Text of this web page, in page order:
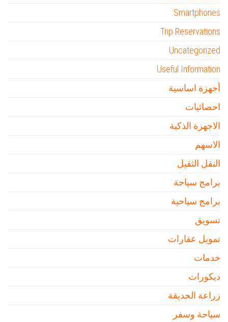
Smartphones
Trip Reservations
Uncategorized
Useful Information
أجهزة اساسية
احصائيات
الاجهزة الذكية
الاسهم
النقل الثقيل
برامج سياحة
برامج سياحية
تسويق
تمويل عقارات
خدمات
ديكورات
زراعة الحديقة
سياحة وسفر